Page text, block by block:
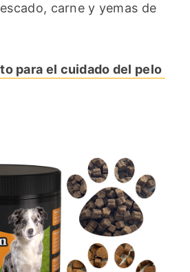
carne y yemas de
para el cuidado del pelo